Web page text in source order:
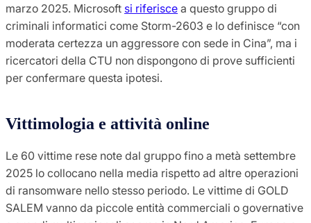
marzo 2025. Microsoft si riferisce a questo gruppo di
criminali informatici come Storm-2603 e lo definisce “con
moderata certezza un aggressore con sede in Cina”, ma i
ricercatori della CTU non dispongono di prove sufficienti
per confermare questa ipotesi.
Vittimologia e attività online
Le 60 vittime rese note dal gruppo fino a metà settembre
2025 lo collocano nella media rispetto ad altre operazioni
di ransomware nello stesso periodo. Le vittime di GOLD
SALEM vanno da piccole entità commerciali o governative